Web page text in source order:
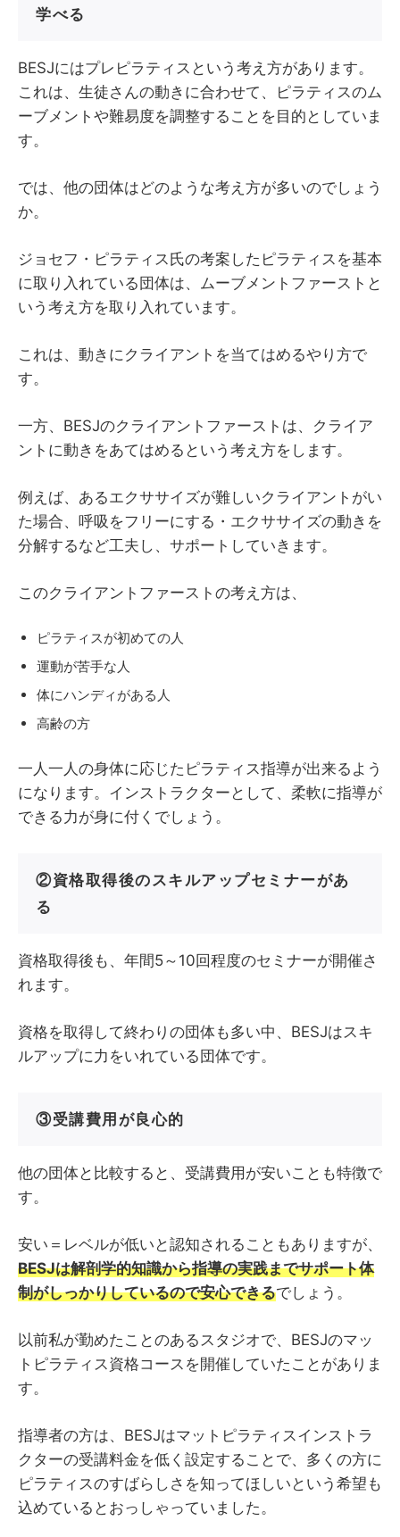
学べる
BESJにはプレピラティスという考え方があります。
これは、生徒さんの動きに合わせて、ピラティスのム
ーブメントや難易度を調整することを目的としていま
す。
では、他の団体はどのような考え方が多いのでしょう
か。
ジョセフ・ピラティス氏の考案したピラティスを基本
に取り入れている団体は、ムーブメントファーストと
いう考え方を取り入れています。
これは、動きにクライアントを当てはめるやり方で
す。
一方、BESJのクライアントファーストは、クライア
ントに動きをあてはめるという考え方をします。
例えば、あるエクササイズが難しいクライアントがい
た場合、呼吸をフリーにする・エクササイズの動きを
分解するなど工夫し、サポートしていきます。
このクライアントファーストの考え方は、
ピラティスが初めての人
運動が苦手な人
体にハンディがある人
高齢の方
一人一人の身体に応じたピラティス指導が出来るよう
になります。インストラクターとして、柔軟に指導が
できる力が身に付くでしょう。
②資格取得後のスキルアップセミナーがあ
る
資格取得後も、年間5～10回程度のセミナーが開催さ
れます。
資格を取得して終わりの団体も多い中、BESJはスキ
ルアップに力をいれている団体です。
③受講費用が良心的
他の団体と比較すると、受講費用が安いことも特徴で
す。
安い＝レベルが低いと認知されることもありますが、
BESJは解剖学的知識から指導の実践までサポート体
制がしっかりしているので安心できるでしょう。
以前私が勤めたことのあるスタジオで、BESJのマッ
トピラティス資格コースを開催していたことがありま
す。
指導者の方は、BESJはマットピラティスインストラ
クターの受講料金を低く設定することで、多くの方に
ピラティスのすばらしさを知ってほしいという希望も
込めているとおっしゃっていました。